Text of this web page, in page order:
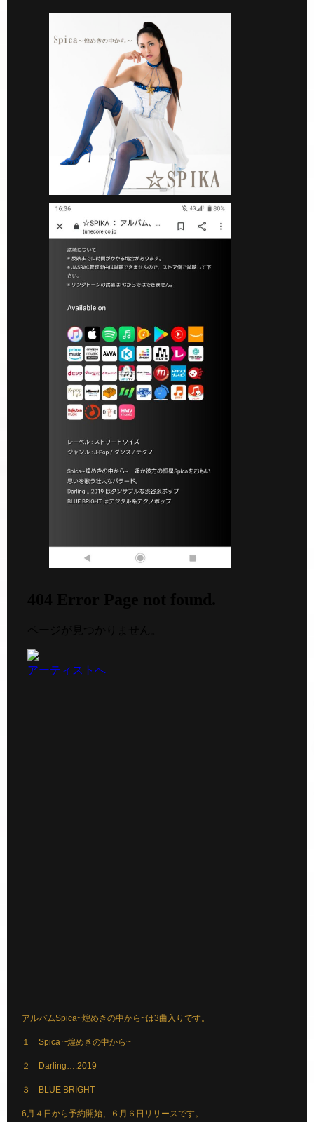
アルバムSpica~煌めきの中から~は3曲入りです。
１ Spica ~煌めきの中から~
２ Darling….2019
３ BLUE BRIGHT
6月４日から予約開始、６月６日リリースです。